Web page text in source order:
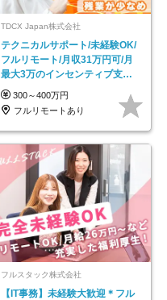
TDCX Japan株式会社
テクニカルサポート/未経験OK/
フルリモート/月収31万円可/月
最大3万のインセンティブ支給/
平均年齢33歳
300～400万円
フルリモートあり
フルスタック株式会社
【IT事務】未経験大歓迎＊フル